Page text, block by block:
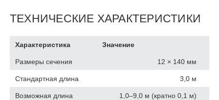
ТЕХНИЧЕСКИЕ ХАРАКТЕРИСТИКИ
Характеристика Значение
Размеры сечения 12 × 140 мм
Стандартная длина 3,0 м
Возможная длина 1,0–9,0 м (кратно 0,1 м)